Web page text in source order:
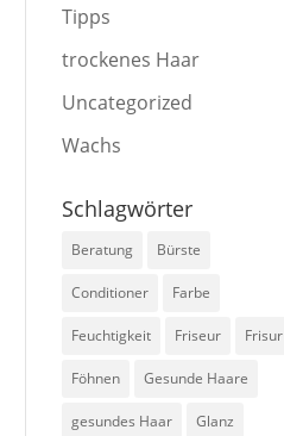
Tipps
trockenes Haar
Uncategorized
Wachs
Schlagwörter
Beratung Bürste
Conditioner Farbe
Feuchtigkeit Friseur Frisur
Föhnen Gesunde Haare
gesundes Haar Glanz